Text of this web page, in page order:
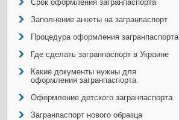
Срок оформления загранпаспорта
Заполнение анкеты на загранпаспорт
Процедура оформления загранпаспорта
Где сделать загранпаспорт в Украине
Какие документы нужны для
оформления загранпаспорта
Оформление детского загранпаспорта
Загранпаспорт нового образца